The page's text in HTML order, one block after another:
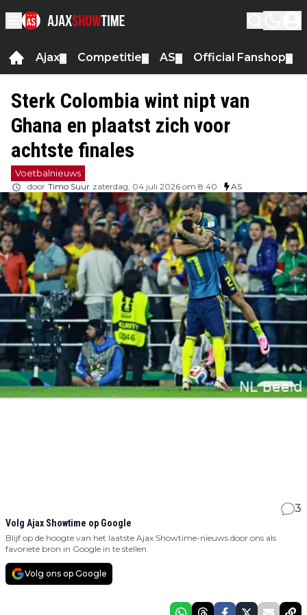
Ajax Competitie AS Official Fanshop
Sterk Colombia wint nipt van
Ghana en plaatst zich voor
achtste finales
Voetbalnieuws
door Timo Suur zaterdag, 04 juli 2026 om 8:40 AS
3
Volg Ajax Showtime op Google
Blijf op de hoogte van het laatste Ajax Showtime-nieuws door ons als
favoriete bron in Google in te stellen.
Volg ons op Google